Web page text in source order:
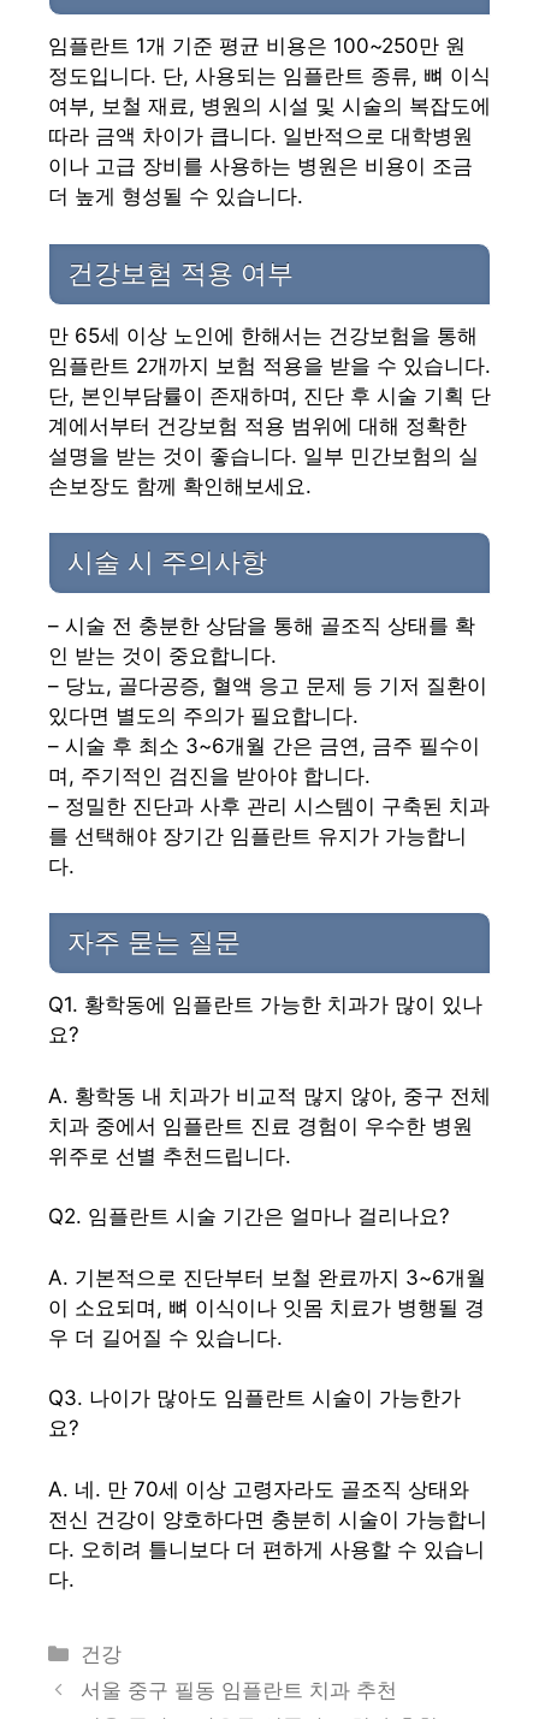
임플란트 1개 기준 평균 비용은 100~250만 원
정도입니다. 단, 사용되는 임플란트 종류, 뼈 이식
여부, 보철 재료, 병원의 시설 및 시술의 복잡도에
따라 금액 차이가 큽니다. 일반적으로 대학병원
이나 고급 장비를 사용하는 병원은 비용이 조금
더 높게 형성될 수 있습니다.
건강보험 적용 여부
만 65세 이상 노인에 한해서는 건강보험을 통해
임플란트 2개까지 보험 적용을 받을 수 있습니다.
단, 본인부담률이 존재하며, 진단 후 시술 기획 단
계에서부터 건강보험 적용 범위에 대해 정확한
설명을 받는 것이 좋습니다. 일부 민간보험의 실
손보장도 함께 확인해보세요.
시술 시 주의사항
– 시술 전 충분한 상담을 통해 골조직 상태를 확
인 받는 것이 중요합니다.
– 당뇨, 골다공증, 혈액 응고 문제 등 기저 질환이
있다면 별도의 주의가 필요합니다.
– 시술 후 최소 3~6개월 간은 금연, 금주 필수이
며, 주기적인 검진을 받아야 합니다.
– 정밀한 진단과 사후 관리 시스템이 구축된 치과
를 선택해야 장기간 임플란트 유지가 가능합니
다.
자주 묻는 질문
Q1. 황학동에 임플란트 가능한 치과가 많이 있나
요?
A. 황학동 내 치과가 비교적 많지 않아, 중구 전체
치과 중에서 임플란트 진료 경험이 우수한 병원
위주로 선별 추천드립니다.
Q2. 임플란트 시술 기간은 얼마나 걸리나요?
A. 기본적으로 진단부터 보철 완료까지 3~6개월
이 소요되며, 뼈 이식이나 잇몸 치료가 병행될 경
우 더 길어질 수 있습니다.
Q3. 나이가 많아도 임플란트 시술이 가능한가
요?
A. 네. 만 70세 이상 고령자라도 골조직 상태와
전신 건강이 양호하다면 충분히 시술이 가능합니
다. 오히려 틀니보다 더 편하게 사용할 수 있습니
다.
카
테
고
건강
서울 중구 필동 임플란트 치과 추천